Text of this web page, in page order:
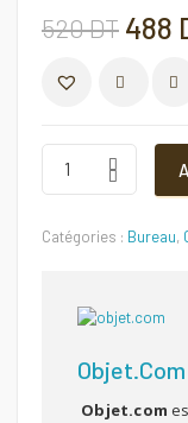
520DT Le
prix
488
Chaise
visiteur
URBAN
Catégories : Bureau,
Objet.com
Objet.com